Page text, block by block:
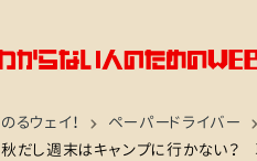
のるウェイ！
ペーパードライバー
秋だし週末はキャンプに行かない？